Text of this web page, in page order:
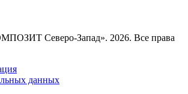
Северо-Запад». 2026. Все права
данных